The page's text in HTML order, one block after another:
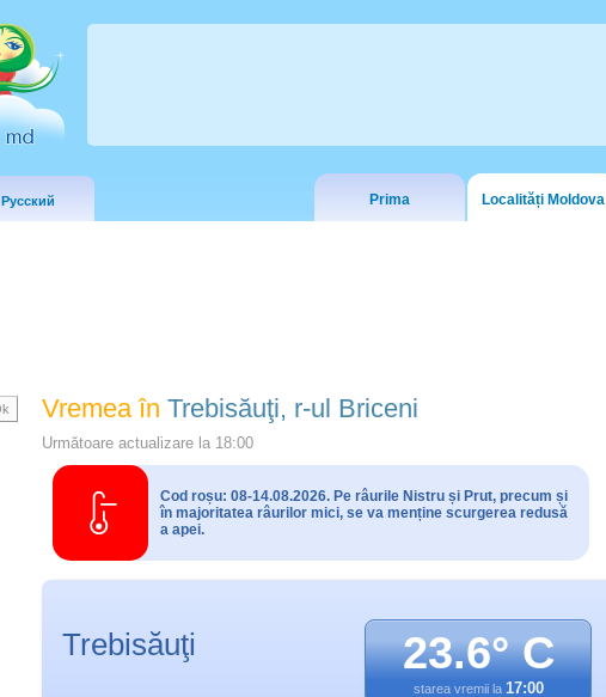
Русский Prima Localități Moldova
Vremea în Trebisăuţi, r-ul Briceni
Următoare actualizare la 18:00
Cod roșu: 08-14.08.2026. Pe râurile Nistru și Prut, precum și
în majoritatea râurilor mici, se va menține scurgerea redusă
a apei.
Trebisăuţi 23.6° C
starea vremii la 17:00